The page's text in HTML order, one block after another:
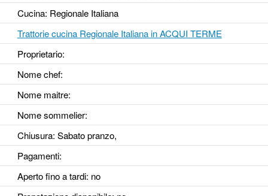
Cucina: Regionale Italiana
Trattorie cucina Regionale Italiana in ACQUI TERME
Proprietario:
Nome chef:
Nome maitre:
Nome sommelier:
Chiusura: Sabato pranzo,
Pagamenti:
Aperto fino a tardi: no